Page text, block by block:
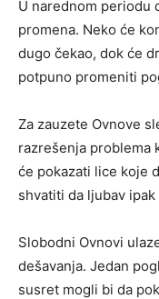
U narednom periodu
promena. Neko će
dugo čekao, dok će
potpuno promeniti
Za zauzete Ovnove
razrešenja problema
će pokazati lice koje
shvatiti da ljubav
Slobodni Ovnovi
dešavanja. Jedan
susret mogli bi da